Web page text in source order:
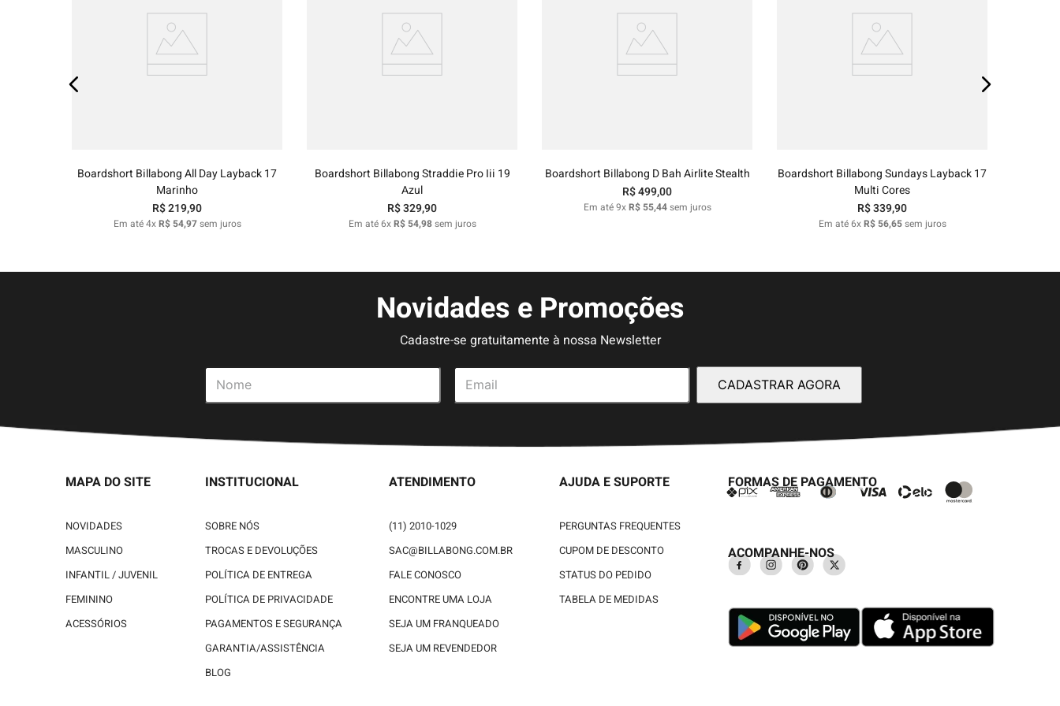
Boardshort Billabong All Day Layback 17
Marinho
R$219,90
Em até4xR$ 54,97sem juros
Boardshort Billabong Straddie Pro Iii 19
Azul
R$329,90
Em até6xR$ 54,98sem juros
Boardshort Billabong D Bah Airlite Stealth
R$499,00
Em até9xR$ 55,44sem juros
Boardshort Billabong Sundays Layback 17
Multi Cores
R$339,90
Em até6xR$ 56,65sem juros
Novidades e Promoções
Cadastre-se gratuitamente à nossa Newsletter
CADASTRAR AGORA
MAPA DO SITE
NOVIDADES
MASCULINO
INFANTIL / JUVENIL
FEMININO
ACESSÓRIOS
INSTITUCIONAL
SOBRE NÓS
TROCAS E DEVOLUÇÕES
POLÍTICA DE ENTREGA
POLÍTICA DE PRIVACIDADE
PAGAMENTOS E SEGURANÇA
GARANTIA/ASSISTÊNCIA
BLOG
ATENDIMENTO
(11) 2010-1029
SAC@BILLABONG.COM.BR
FALE CONOSCO
ENCONTRE UMA LOJA
SEJA UM FRANQUEADO
SEJA UM REVENDEDOR
AJUDA E SUPORTE
PERGUNTAS FREQUENTES
CUPOM DE DESCONTO
STATUS DO PEDIDO
TABELA DE MEDIDAS
FORMAS DE PAGAMENTO
ACOMPANHE-NOS